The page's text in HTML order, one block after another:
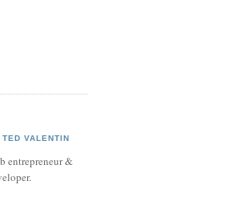
TED VALENTIN
entrepreneur &